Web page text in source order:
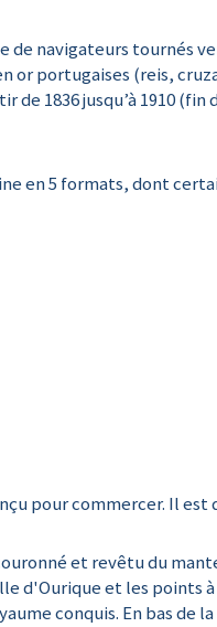
navigateurs tournés
or portugaises (reis,
1836 jusqu’à 1910
en 5 formats, dont
pour commercer. Il
et revêtu du
et les points
conquis. En bas de